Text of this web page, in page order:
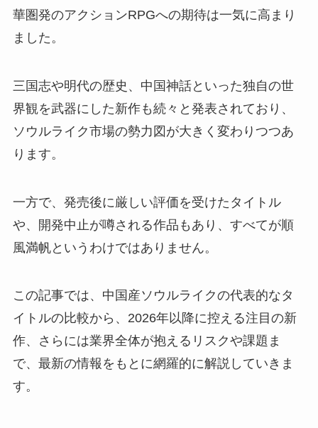
華圏発のアクションRPGへの期待は一気に高まり
ました。
三国志や明代の歴史、中国神話といった独自の世
界観を武器にした新作も続々と発表されており、
ソウルライク市場の勢力図が大きく変わりつつあ
ります。
一方で、発売後に厳しい評価を受けたタイトル
や、開発中止が噂される作品もあり、すべてが順
風満帆というわけではありません。
この記事では、中国産ソウルライクの代表的なタ
イトルの比較から、2026年以降に控える注目の新
作、さらには業界全体が抱えるリスクや課題ま
で、最新の情報をもとに網羅的に解説していきま
す。